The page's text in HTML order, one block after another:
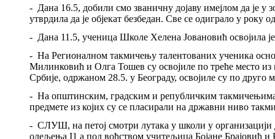
- Дана 16.5, добили смо званичну дојаву имејлом да је
утврдила да је објекат безбедан. Све се одиграло у року
- Дана 11.5, ученица Школе Хелена Јовановић освојила
- На Регионалном такмичењу талентованих ученика
Милинковић и Олга Тошев су освојиле по треће место
Србије, одржаном 28.5. у Београду, освојиле су по друго
- На општинским, градским и републичким
предмете из којих су се пласирали на државни ниво
- СЛУШ, на петој смотри лутака у школи у
одељења I1 а под вођством учитељица Бојане Брајовић